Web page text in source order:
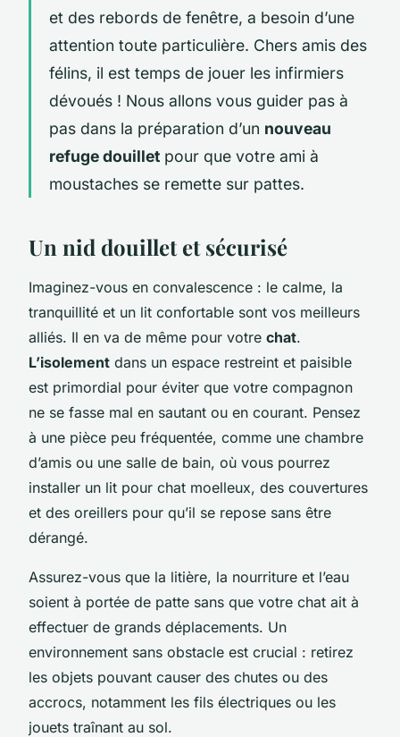
et des rebords de fenêtre, a besoin d’une
attention toute particulière. Chers amis des
félins, il est temps de jouer les infirmiers
dévoués ! Nous allons vous guider pas à
pas dans la préparation d’un nouveau
refuge douillet pour que votre ami à
moustaches se remette sur pattes.
Un nid douillet et sécurisé
Imaginez-vous en convalescence : le calme, la
tranquillité et un lit confortable sont vos meilleurs
alliés. Il en va de même pour votre chat.
L’isolement dans un espace restreint et paisible
est primordial pour éviter que votre compagnon
ne se fasse mal en sautant ou en courant. Pensez
à une pièce peu fréquentée, comme une chambre
d’amis ou une salle de bain, où vous pourrez
installer un lit pour chat moelleux, des couvertures
et des oreillers pour qu’il se repose sans être
dérangé.
Assurez-vous que la litière, la nourriture et l’eau
soient à portée de patte sans que votre chat ait à
effectuer de grands déplacements. Un
environnement sans obstacle est crucial : retirez
les objets pouvant causer des chutes ou des
accrocs, notamment les fils électriques ou les
jouets traînant au sol.